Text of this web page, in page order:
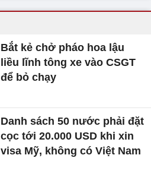
Bắt kẻ chở pháo hoa lậu
liều lĩnh tông xe vào CSGT
để bỏ chạy
Danh sách 50 nước phải đặt
cọc tới 20.000 USD khi xin
visa Mỹ, không có Việt Nam